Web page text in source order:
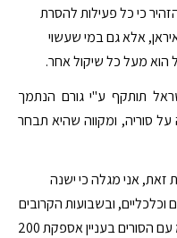
כי כל פעילות להסרת
אלא גם במי שעשוי
הוא מעל כל שיקול אחר.
תותקף ע"י גורם הנתמך
סוריה, ומקווה שהיא תבחר
זאת, אני מגלה כי ישנה
וכלכליים, ובשבועות הקרובים
יוצאת משלחת דרוזית מרמת הגולן למו"מ עם הסורים בעניין אספקת 200